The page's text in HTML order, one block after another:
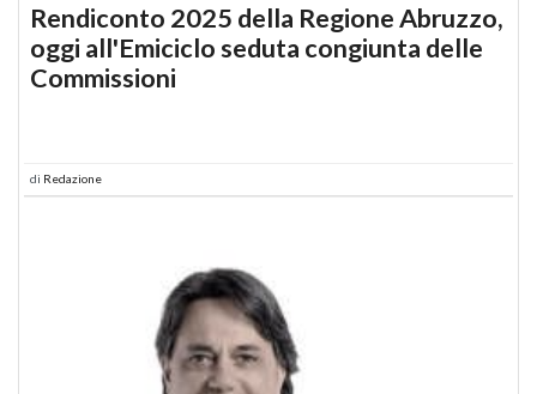
Rendiconto 2025 della Regione Abruzzo,
oggi all'Emiciclo seduta congiunta delle
Commissioni
di Redazione